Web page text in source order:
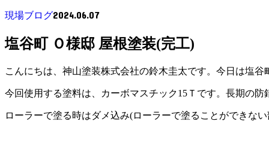
現場ブログ2024.06.07
塩谷町 Ｏ様邸 屋根塗装(完工)
こんにちは、神山塗装株式会社の鈴木圭太です。今日は塩
今回使用する塗料は、カーボマスチック15Ｔです。長期の
ローラーで塗る時はダメ込み(ローラーで塗ることができな